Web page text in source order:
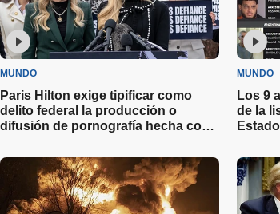
MUNDO
Paris Hilton exige tipificar como
delito federal la producción o
difusión de pornografía hecha con
MUNDO
Los 9
de la